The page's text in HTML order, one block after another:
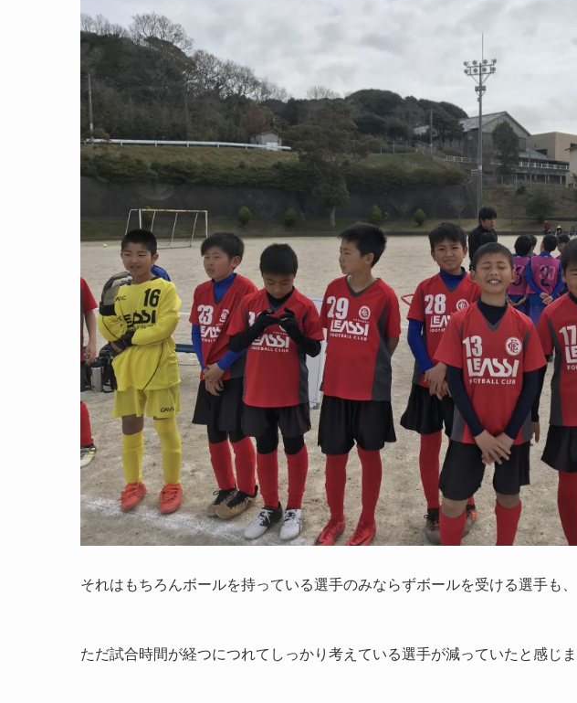
それはもちろんボールを持っている選手のみならずボールを受ける選手も、
ただ試合時間が経つにつれてしっかり考えている選手が減っていたと感じま